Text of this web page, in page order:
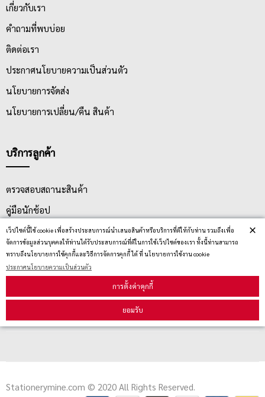
เว็ปไซต์นี้ใช้ cookie เพื่อสร้างประสบการณ์นำเสนอสินค้าหรือบริการที่ดีให้กับท่าน รวมถึงเพื่อ
จัดการข้อมูลส่วนบุคคลให้ท่านได้รับประสบการณ์ที่ดีในการใช้เว็ปไซต์ของเรา ทั้งนี้ท่านสามารถ
ทราบถึงนโยบายการใช้คุกกี้และวิธีการจัดการคุกกี้ ได้ ที่ นโยบายการใช้งาน cookie
ประกาศนโยบายความเป็นส่วนตัว
การตั้งค่าคุกกี้
ยอมรับ
×
เกี่ยวกับเรา
คำถามที่พบบ่อย
ติดต่อเรา
ประกาศนโยบายความเป็นส่วนตัว
นโยบายการจัดส่ง
นโยบายการเปลี่ยน/คืน สินค้า
บริการลูกค้า
ตรวจสอบสถานะสินค้า
คู่มือนักช้อป
วิธีลบคุกกี้
สมัครรับข่าวสาร
รับข่าวสาร
Stationerymine.com © 2020 All Rights Reserved.